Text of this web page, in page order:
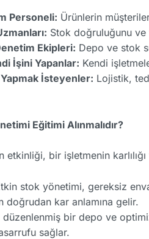
Personeli: Ürünlerin
Stok doğruluğunu ve
Ekipleri: Depo ve stok
İşini Yapanlar: Kendi
İsteyenler: Lojistik,
Eğitimi Alınmalıdır?
bir işletmenin
stok yönetimi, gereksiz
doğrudan kar anlamına gelir.
düzenlenmiş bir depo ve
sağlar.